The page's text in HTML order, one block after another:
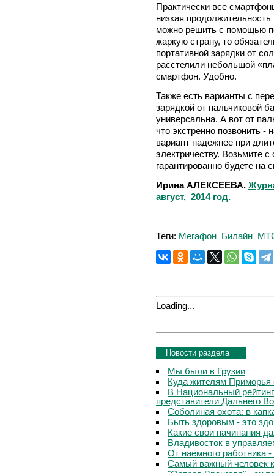
Практически все
низкая
можно решить с помощью
жаркую страну, то
портативной зарядки от
расстелили небольшой
смартфон. Удобно.
Также есть варианты с
зарядкой от пальчиковой
универсальна. А вот от
что экстренно позвонить -
вариант надежнее при
электричеству. Возьмите
гарантированно будете на
Ирина АЛЕКСЕЕВА.
август, 2014 год.
Теги: Мегафон Билайн
Loading...
Новости раздела
Мы были в Грузии
Куда жителям Приморья
В Национальный
представители Дальнего
Соболиная охота: в
Быть здоровым - это
Какие свои начинания
Владивосток в
От наемного работника
Самый важный человек